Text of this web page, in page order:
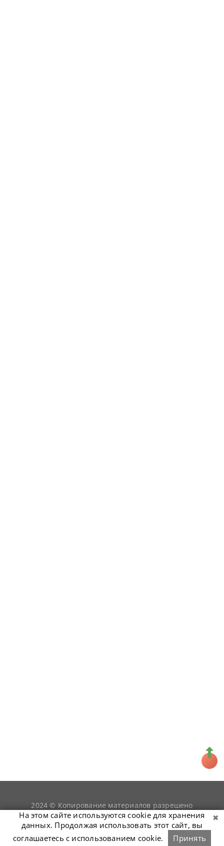
2024 © Копирование материалов разрешено
только при условии гиперссылки наsnookerist.ru
На этом сайте используются cookie для хранения
данных. Продолжая использовать этот сайт, вы
соглашаетесь с использованием cookie.
Принять